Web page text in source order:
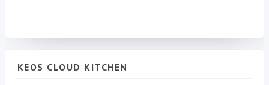
KEOS CLOUD KITCHEN